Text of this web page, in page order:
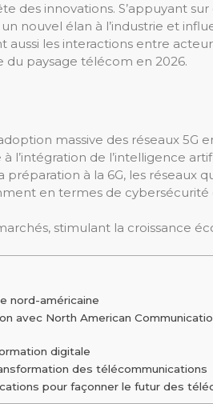
des innovations. S’appuyant
nouvel élan à l’industrie et
les interactions entre
paysage télécom en 2026.
massive des réseaux 5G
l’intégration de l’intelligence
à la 6G, les réseaux
en termes de
stimulant la croissance
nord-américaine
avec North American
digitale
des télécommunications
pour façonner le futur des